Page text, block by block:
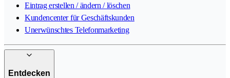
Eintrag erstellen / ändern / löschen
Kundencenter für Geschäftskunden
Unerwünschtes Telefonmarketing
Entdecken